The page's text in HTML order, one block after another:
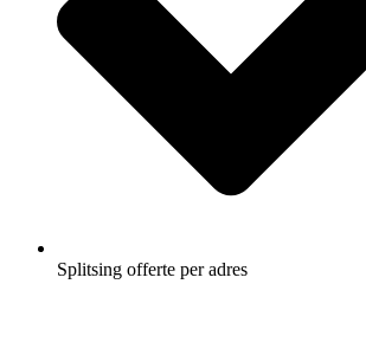
Splitsing offerte per adres